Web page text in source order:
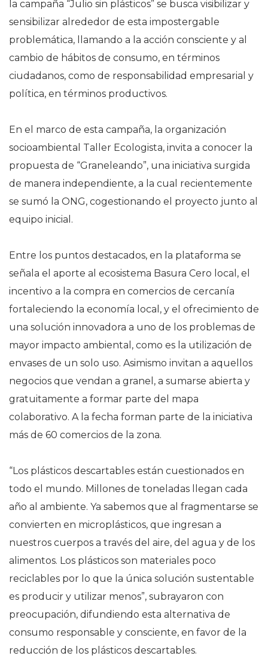
la campaña “Julio sin plásticos” se busca visibilizar y
sensibilizar alrededor de esta impostergable
problemática, llamando a la acción consciente y al
cambio de hábitos de consumo, en términos
ciudadanos, como de responsabilidad empresarial y
política, en términos productivos.
En el marco de esta campaña, la organización
socioambiental Taller Ecologista, invita a conocer la
propuesta de “Graneleando”, una iniciativa surgida
de manera independiente, a la cual recientemente
se sumó la ONG, cogestionando el proyecto junto al
equipo inicial.
Entre los puntos destacados, en la plataforma se
señala el aporte al ecosistema Basura Cero local, el
incentivo a la compra en comercios de cercanía
fortaleciendo la economía local, y el ofrecimiento de
una solución innovadora a uno de los problemas de
mayor impacto ambiental, como es la utilización de
envases de un solo uso. Asimismo invitan a aquellos
negocios que vendan a granel, a sumarse abierta y
gratuitamente a formar parte del mapa
colaborativo. A la fecha forman parte de la iniciativa
más de 60 comercios de la zona.
“Los plásticos descartables están cuestionados en
todo el mundo. Millones de toneladas llegan cada
año al ambiente. Ya sabemos que al fragmentarse se
convierten en microplásticos, que ingresan a
nuestros cuerpos a través del aire, del agua y de los
alimentos. Los plásticos son materiales poco
reciclables por lo que la única solución sustentable
es producir y utilizar menos”, subrayaron con
preocupación, difundiendo esta alternativa de
consumo responsable y consciente, en favor de la
reducción de los plásticos descartables.